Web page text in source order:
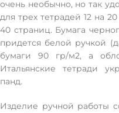
очень необычно, но так
для трех тетрадей 12 на
40 страниц. Бумага
придется белой ручкой
бумаги 90 гр/м2, а
Итальянские тетради
панд.
Изделие ручной работы